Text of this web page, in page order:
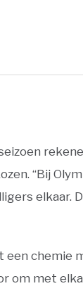
“Bij
elkaar.
chemie
om met